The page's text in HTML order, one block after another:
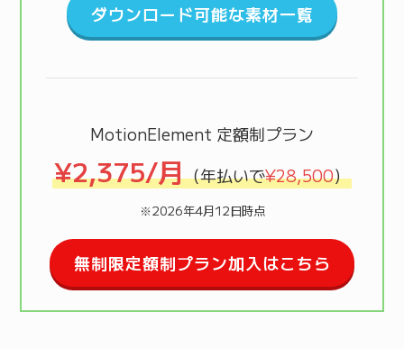
ダウンロード可能な素材一覧
MotionElement 定額制プラン
¥2,375/月（年払いで¥28,500）
※2026年4月12日時点
無制限定額制プラン加入はこちら